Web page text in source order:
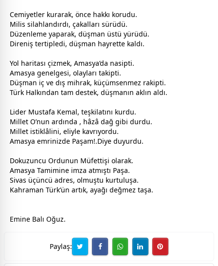
Cemiyetler kurarak, önce hakkı korudu.
Milis silahlandırdı, çakalları sürüdü.
Düzenleme yaparak, düşman üstü yürüdü.
Direniş tertipledi, düşman hayrette kaldı.
Yol haritası çizmek, Amasya’da nasipti.
Amasya genelgesi, olayları takipti.
Düşman iç ve dış mihrak, küçümsenmez rakipti.
Türk Halkından tam destek, düşmanın aklın aldı.
Lider Mustafa Kemal, teşkilatını kurdu.
Millet O’nun ardında , hâzâ dağ gibi durdu.
Millet istiklâlini, eliyle kavrıyordu.
Amasya emrinizde Paşam!.Diye duyurdu.
Dokuzuncu Ordunun Müfettişi olarak.
Amasya Tamimine imza atmıştı Paşa.
Sivas üçüncü adres, olmuştu kurtuluşa.
Kahraman Türk’ün artık, ayağı değmez taşa.
Emine Balı Oğuz.
Paylaş: